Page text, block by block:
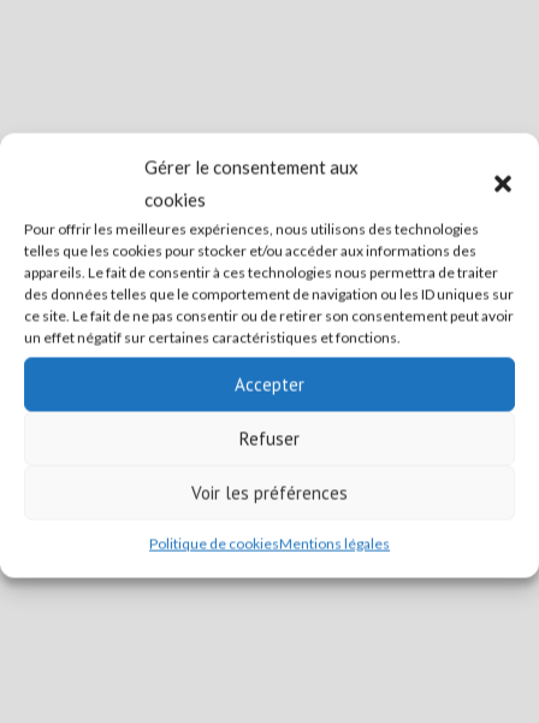
Gérer le consentement aux
cookies
Pour offrir les meilleures expériences, nous utilisons des technologies
telles que les cookies pour stocker et/ou accéder aux informations des
appareils. Le fait de consentir à ces technologies nous permettra de traiter
des données telles que le comportement de navigation ou les ID uniques sur
ce site. Le fait de ne pas consentir ou de retirer son consentement peut avoir
un effet négatif sur certaines caractéristiques et fonctions.
Accepter
Refuser
Voir les préférences
Politique de cookiesMentions légales